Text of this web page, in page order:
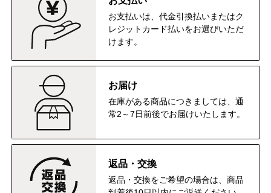
お支払いは、代金引換払いまたはク
レジットカード払いをお選びいただ
けます。
お届け
在庫がある商品につきましては、通
常2～7日前後でお届けいたします。
返品・交換
返品・交換をご希望の場合は、商品